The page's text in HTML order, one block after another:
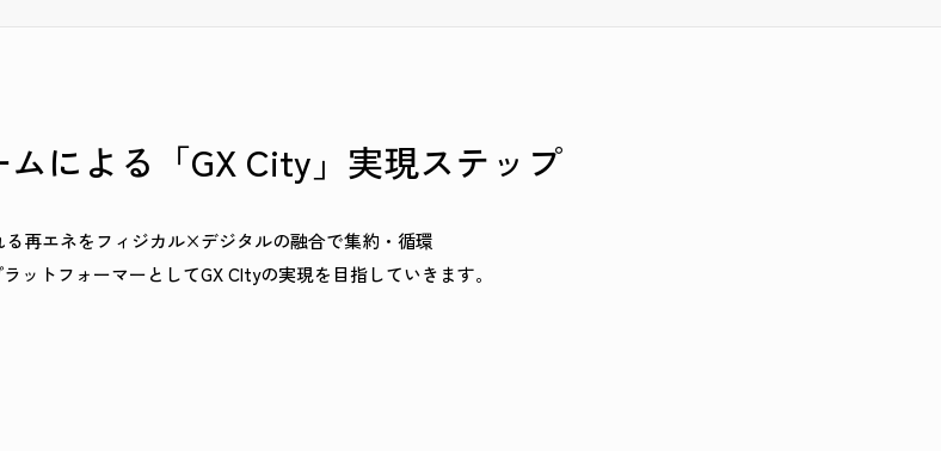
による「GX City」実現ステップ
再エネをフィジカル×デジタルの融合で集約・循環
ットフォーマーとしてGX CItyの実現を目指していきます。